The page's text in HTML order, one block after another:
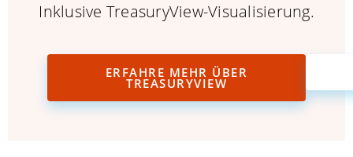
Inklusive TreasuryView-Visualisierung.
ERFAHRE MEHR ÜBER
TREASURYVIEW